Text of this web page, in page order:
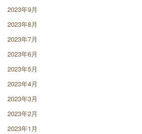
2023年9月
2023年8月
2023年7月
2023年6月
2023年5月
2023年4月
2023年3月
2023年2月
2023年1月